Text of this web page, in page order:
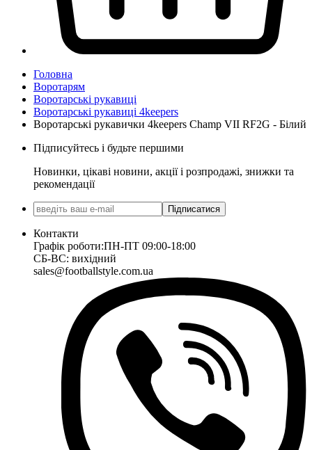
Головна
Воротарям
Воротарські рукавиці
Воротарські рукавиці 4keepers
Воротарські рукавички 4keepers Champ VII RF2G - Білий
Підписуйтесь і будьте першими
Новинки, цікаві новини, акції і розпродажі, знижки та
рекомендації
Підписатися
Контакти
Графік роботи:ПН-ПТ 09:00-18:00
СБ-ВС: вихідний
sales@footballstyle.com.ua